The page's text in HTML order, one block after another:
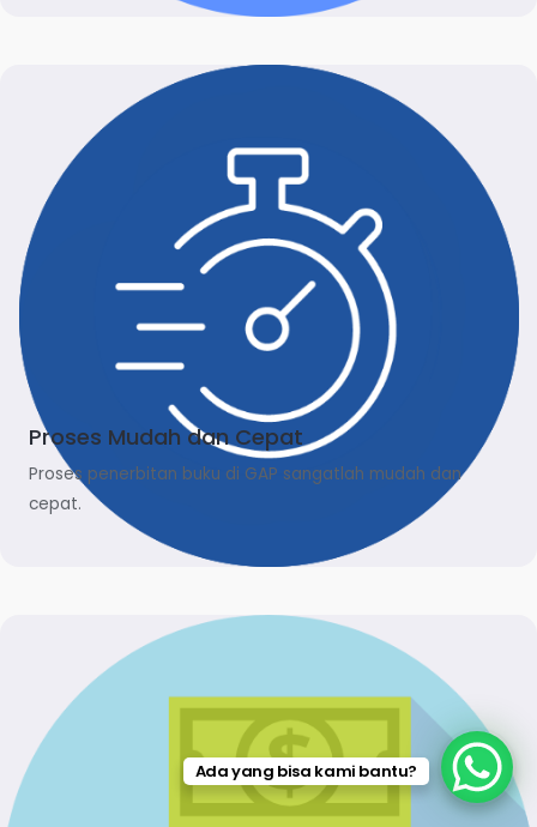
Proses Mudah dan Cepat
Proses penerbitan buku di GAP sangatlah mudah dan
cepat.
Ada yang bisa kami bantu?